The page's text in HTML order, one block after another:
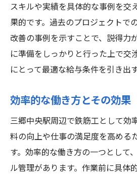
スキルや実績を具体的な事例を交
果的です。過去のプロジェクトで
改善の事例を示すことで、説得力
に準備をしっかりと行った上で交
にとって最適な給与条件を引き出
効率的な働き方とその効果
三郷中央駅周辺で鉄筋工として効
料の向上や仕事の満足度を高める
す。効率的な働き方の一つとして
ル管理があります。作業前に具体